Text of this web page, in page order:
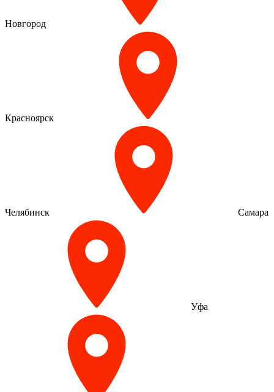
Новгород
Красноярск
Челябинск Самара
Уфа